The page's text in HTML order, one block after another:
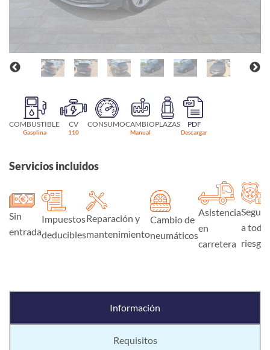
COMBUSTIBLE
Gasolina
CV
110
CONSUMOCAMBIO
Manual
PLAZAS PDF
Descargar
Servicios incluidos
Sin
entrada
Impuestos
deducibles
Reparación y
mantenimiento
Cambio de
neumáticos
Asistencia
en
carretera
Seguro
a todo
riesgo
Información
Requisitos